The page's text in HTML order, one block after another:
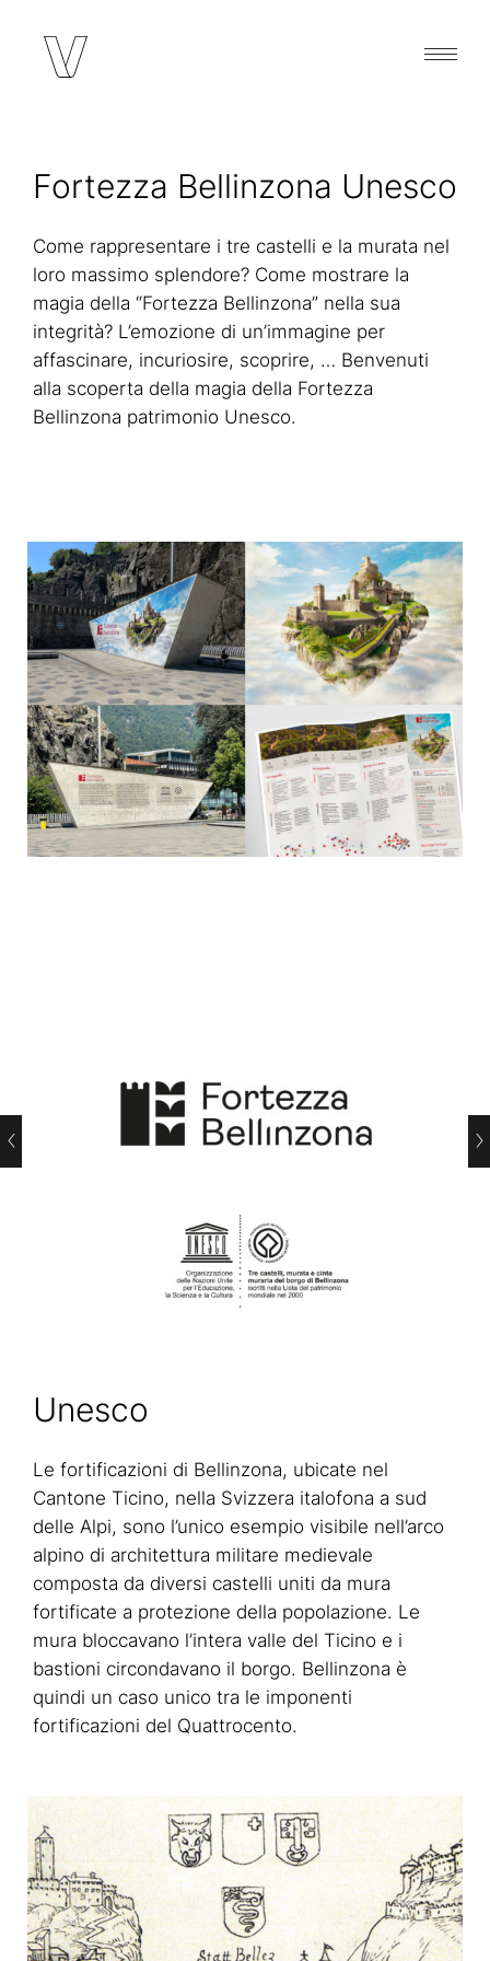
Fortezza Bellinzona Unesco
Come rappresentare i tre castelli e la murata nel
loro massimo splendore? Come mostrare la
magia della “Fortezza Bellinzona” nella sua
integrità? L’emozione di un’immagine per
affascinare, incuriosire, scoprire, … Benvenuti
alla scoperta della magia della Fortezza
Bellinzona patrimonio Unesco.
Unesco
Le fortificazioni di Bellinzona, ubicate nel
Cantone Ticino, nella Svizzera italofona a sud
delle Alpi, sono l’unico esempio visibile nell’arco
alpino di architettura militare medievale
composta da diversi castelli uniti da mura
fortificate a protezione della popolazione. Le
mura bloccavano l’intera valle del Ticino e i
bastioni circondavano il borgo. Bellinzona è
quindi un caso unico tra le imponenti
fortificazioni del Quattrocento.